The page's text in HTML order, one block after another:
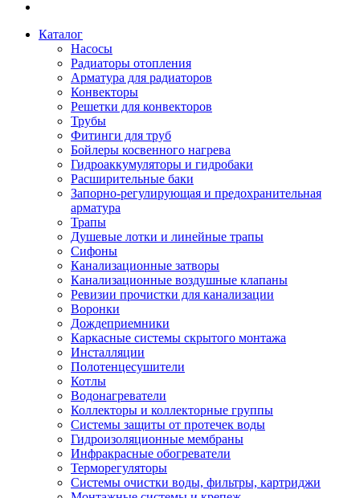
Каталог
Насосы
Радиаторы отопления
Арматура для радиаторов
Конвекторы
Решетки для конвекторов
Трубы
Фитинги для труб
Бойлеры косвенного нагрева
Гидроаккумуляторы и гидробаки
Расширительные баки
Запорно-регулирующая и предохранительная
арматура
Трапы
Душевые лотки и линейные трапы
Сифоны
Канализационные затворы
Канализационные воздушные клапаны
Ревизии прочистки для канализации
Воронки
Дождеприемники
Каркасные системы скрытого монтажа
Инсталляции
Полотенцесушители
Котлы
Водонагреватели
Коллекторы и коллекторные группы
Системы защиты от протечек воды
Гидроизоляционные мембраны
Инфракрасные обогреватели
Терморегуляторы
Системы очистки воды, фильтры, картриджи